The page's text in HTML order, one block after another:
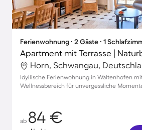
Ferienwohnung ∙ 2 Gäste ∙ 1
Apartment mit Terrasse |
Horn, Schwangau,
Idyllische Ferienwohnung in Waltenhofen
Wellnessbereich für unvergessliche
ab 84 €